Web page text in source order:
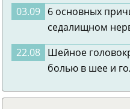
03.09 6 основных
седалищном
22.08 Шейное
болью в шее и